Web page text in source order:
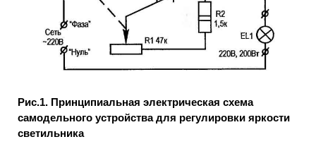
Рис.1. Принципиальная электрическая схема
самодельного устройства для регулировки яркости
светильника